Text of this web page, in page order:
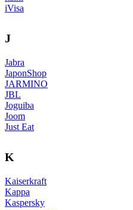
iVisa
J
Jabra
JaponShop
JARMINO
JBL
Joguiba
Joom
Just Eat
K
Kaiserkraft
Kappa
Kaspersky